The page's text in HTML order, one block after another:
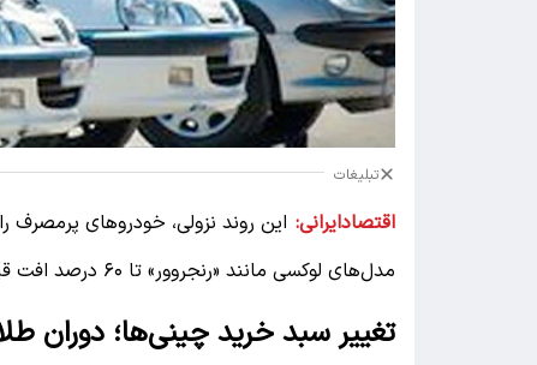
تبلیغات
اقتصادایرانی: این روند نزولی، خودرو‌های پرمصرف
مدل‌های لوکسی مانند «رنجروور» تا ۶۰ درصد افت قیمت را در بازار چین تجربه کرده‌اند.
تغییر سبد خرید چینی‌ها؛ دوران